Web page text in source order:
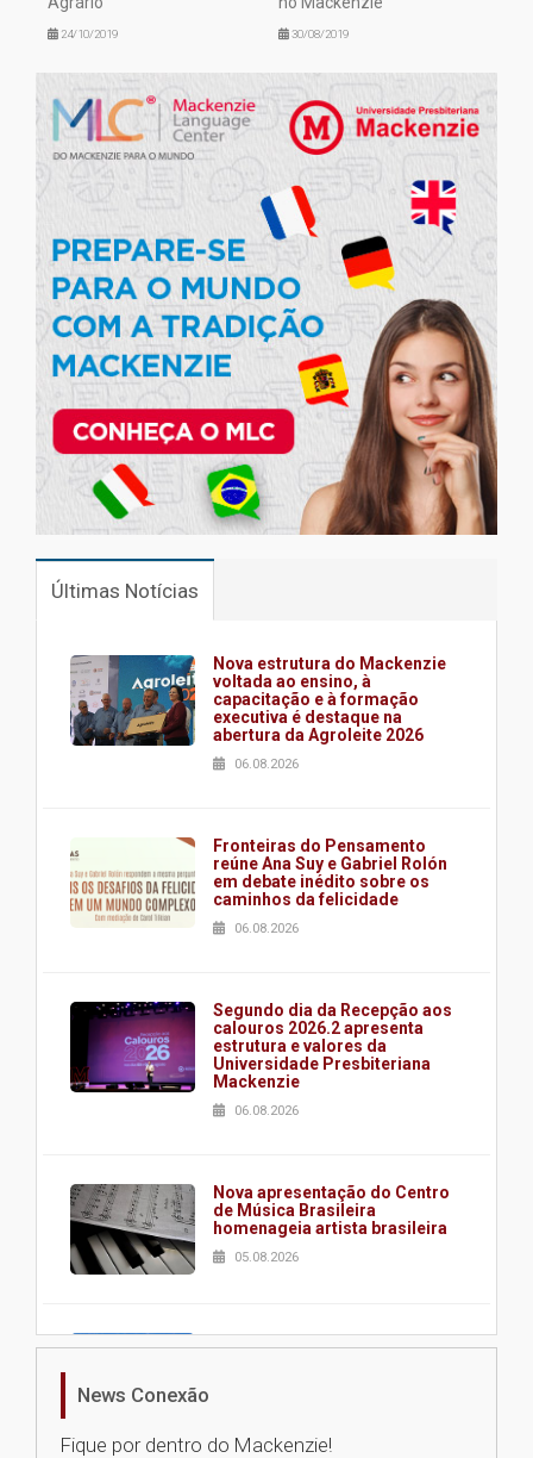
24/10/2019 30/08/2019
Últimas Notícias
Nova estrutura do Mackenzie
voltada ao ensino, à
capacitação e à formação
executiva é destaque na
abertura da Agroleite 2026
06.08.2026
Fronteiras do Pensamento
reúne Ana Suy e Gabriel Rolón
em debate inédito sobre os
caminhos da felicidade
06.08.2026
Segundo dia da Recepção aos
calouros 2026.2 apresenta
estrutura e valores da
Universidade Presbiteriana
Mackenzie
06.08.2026
Nova apresentação do Centro
de Música Brasileira
homenageia artista brasileira
05.08.2026
Universidade Mackenzie
News Conexão
Fique por dentro do Mackenzie!